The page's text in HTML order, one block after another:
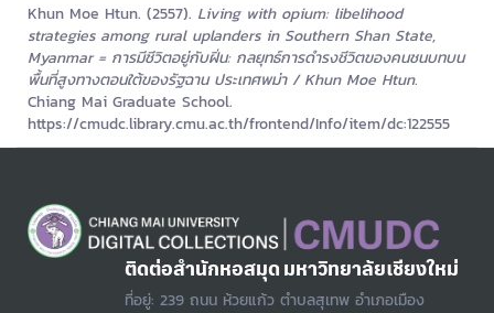
Khun Moe Htun. (2557). Living with opium: libelihood
strategies among rural uplanders in Southern Shan State,
Myanmar = การมีชีวิตอยู่กับฝิ่น: กลยุทธ์การดำรงชีวิตของคนชนบทบน
พื้นที่สูงทางตอนใต้ของรัฐฉาน ประเทศพม่า / Khun Moe Htun.
Chiang Mai Graduate School.
https://cmudc.library.cmu.ac.th/frontend/Info/item/dc:122555
ติดต่อสำนักหอสมุด มหาวิทยาลัยเชียงใหม่
ที่อยู่: 239 ถนน ห้วยแก้ว ตำบลสุเทพ อำเภอเมือง